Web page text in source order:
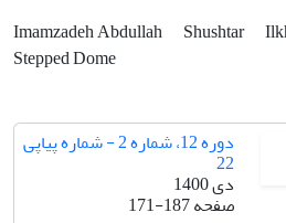
Imamzadeh Abdullah Shushtar
Stepped Dome
دوره 12، شماره 2 - شماره پیاپی
22
دی 1400
صفحه171-187